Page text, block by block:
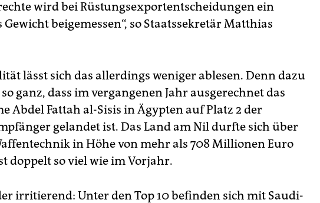
wird bei Rüstungsexportentscheidungen ein
Gewicht beigemessen“, so Staatssekretär Matthias
lässt sich das allerdings weniger ablesen. Denn dazu
ganz, dass im vergangenen Jahr ausgerechnet das
Abdel Fattah al-Sisis in Ägypten auf Platz 2 der
gelandet ist. Das Land am Nil durfte sich über
in Höhe von mehr als 708 Millionen Euro
doppelt so viel wie im Vorjahr.
irritierend: Unter den Top 10 befinden sich mit Saudi-